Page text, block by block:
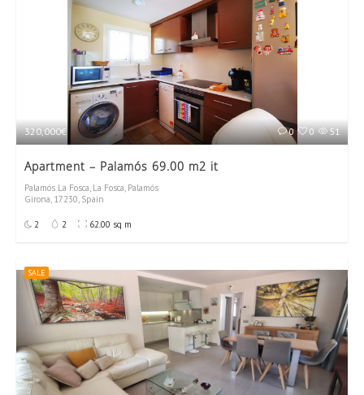
320,000€ 51
0
0
Apartment – Palamós 69.00 m2 it
Palamós La Fosca, La Fosca, Palamós
Girona, 17230, Spain
2 2 62.00 sq m
SALE